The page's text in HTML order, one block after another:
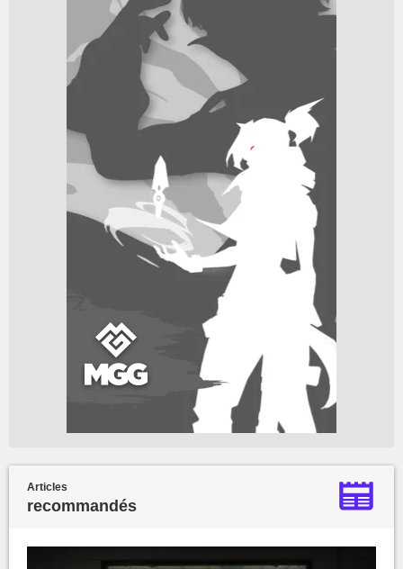
Articles
recommandés